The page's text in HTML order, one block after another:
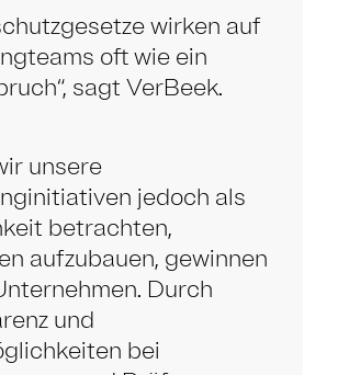
wirken auf
oft wie ein
sagt VerBeek.
unsere
jedoch als
betrachten,
aufzubauen, gewinnen
Durch
und
bei